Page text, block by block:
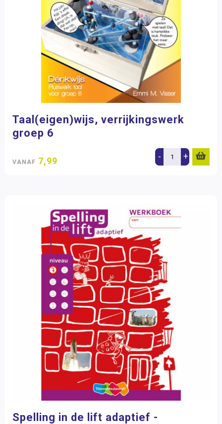
Taal(eigen)wijs, verrijkingswerk
groep 6
VANAF 7,99 - +
Spelling in de lift adaptief -